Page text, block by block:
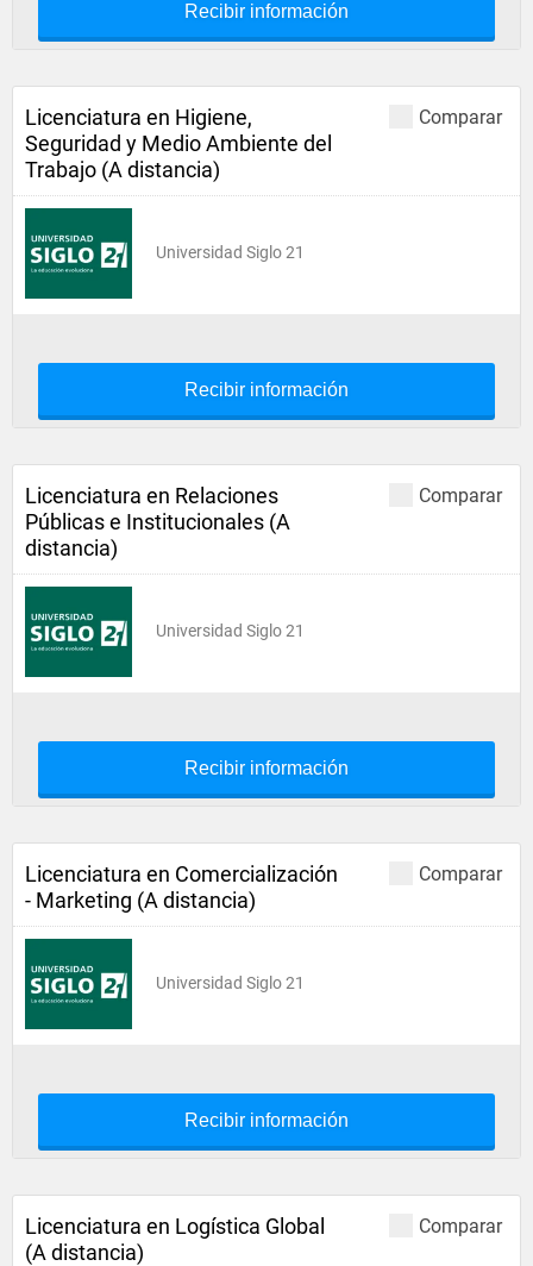
Recibir información
Comparar
Licenciatura en Higiene,
Seguridad y Medio Ambiente del
Trabajo (A distancia)
Universidad Siglo 21
Recibir información
Comparar
Licenciatura en Relaciones
Públicas e Institucionales (A
distancia)
Universidad Siglo 21
Recibir información
Comparar
Licenciatura en Comercialización
- Marketing (A distancia)
Universidad Siglo 21
Recibir información
Comparar
Licenciatura en Logística Global
(A distancia)